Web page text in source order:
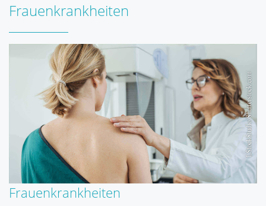
Frauenkrankheiten
Frauenkrankheiten